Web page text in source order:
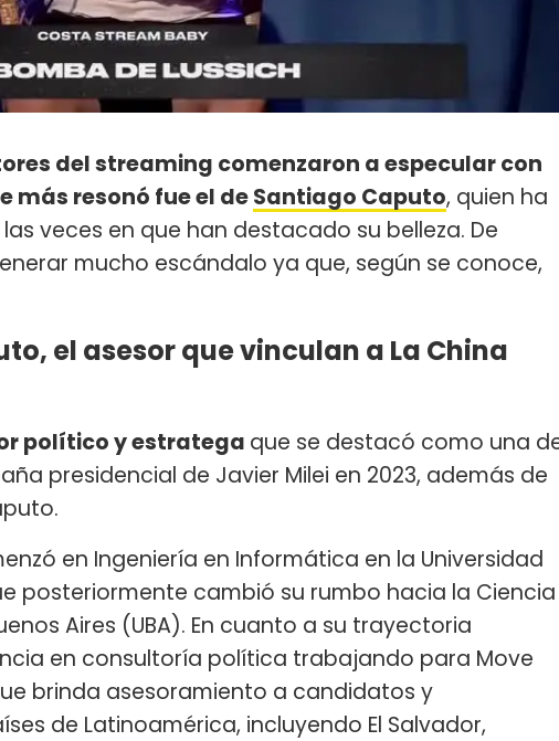
del streaming comenzaron a especular con
más resonó fue el deSantiago Caputo, quien ha
veces en que han destacado su belleza. De
mucho escándalo ya que, según se conoce,
el asesor que vinculan a La China
político y estratega que se destacó como una
presidencial de Javier Milei en 2023, además de
en Ingeniería en Informática en la Universidad
posteriormente cambió su rumbo hacia la Ciencia
Aires (UBA). En cuanto a su trayectoria
en consultoría política trabajando para Move
brinda asesoramiento a candidatos y
de Latinoamérica, incluyendo El Salvador,